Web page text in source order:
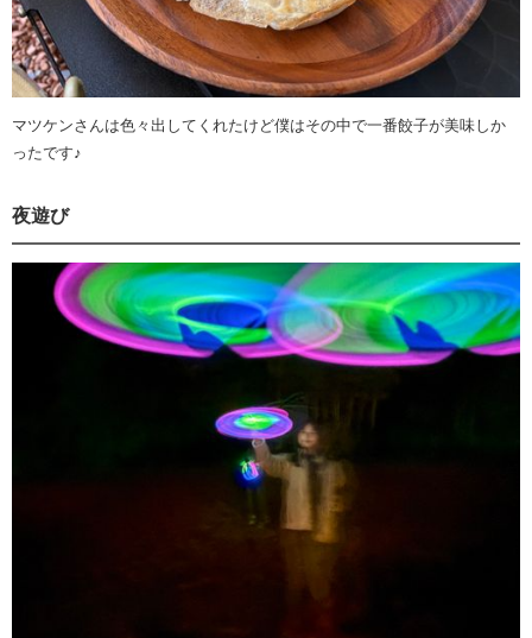
マツケンさんは色々出してくれたけど僕はその中で一番餃子が美味しか
ったです♪
夜遊び